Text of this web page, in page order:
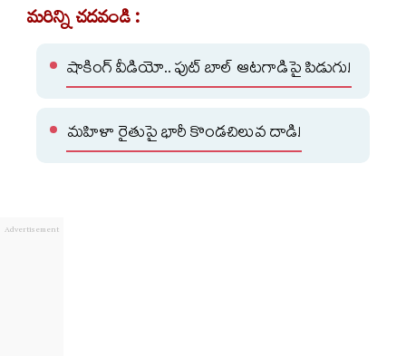
మరిన్ని చదవండి :
షాకింగ్ వీడియో.. ఫుట్ బాల్ ఆటగాడిపై పిడుగు!
మహిళా రైతుపై భారీ కొండచిలువ దాడి!